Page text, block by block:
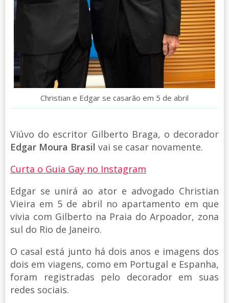
Christian e Edgar se casarão em 5 de abril
Viúvo do escritor Gilberto Braga, o decorador
Edgar Moura Brasil vai se casar novamente.
Curta o Guia Gay no Instagram
Edgar se unirá ao ator e advogado Christian
Vieira em 5 de abril no apartamento em que
vivia com Gilberto na Praia do Arpoador, zona
sul do Rio de Janeiro.
O casal está junto há dois anos e imagens dos
dois em viagens, como em Portugal e Espanha,
foram registradas pelo decorador em suas
redes sociais.